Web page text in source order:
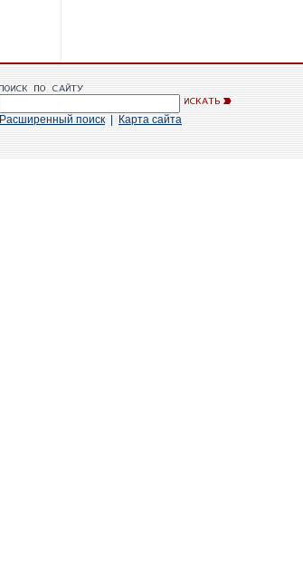
Расширенный поиск Карта сайта